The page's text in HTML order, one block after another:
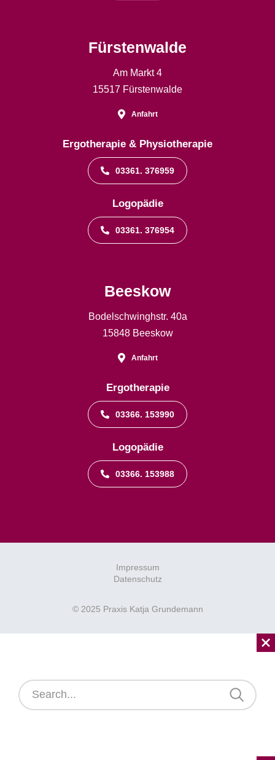
Fürstenwalde
Am Markt 4
15517 Fürstenwalde
Anfahrt
Ergotherapie & Physiotherapie
03361. 376959
Logopädie
03361. 376954
Beeskow
Bodelschwinghstr. 40a
15848 Beeskow
Anfahrt
Ergotherapie
03366. 153990
Logopädie
03366. 153988
© 2025 Praxis Katja Grundemann
Impressum
Datenschutz